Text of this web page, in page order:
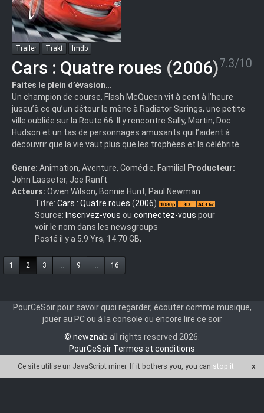
Trailer Trakt Imdb
Cars : Quatre roues (2006)7.3/10
Faites le plein d’évasion…
Un champion de course, Flash McQueen vit à cent à l'heure
jusqu’à ce qu’un détour le mène à Radiator Springs, une petite
ville oubliée sur la Route 66. Il y rencontre Sally, Martin, Doc
Hudson et un tas de personnages amusants qui l’aident à
découvrir que la vie vaut plus que les trophées et la célébrité.
Genre: Animation, Aventure, Comédie, Familial Producteur:
John Lasseter, Joe Ranft
Acteurs: Owen Wilson, Bonnie Hunt, Paul Newman
Cars.2006.3D.TopBottom.TRUEFRENCH.1080p.BluRay.x264-
FrIeNdS
Titre: Cars : Quatre roues (2006)
Source: Inscrivez-vous ou connectez-vous pour
voir le nom dans les newsgroups
Posté il y a 5.9 Yrs, 14.70 GB,
1 2 3 ... 9 ... 16
PourCeSoir pour savoir quoi regarder, écouter comme musique,
jouer au PC ou à la console ou encore lire ce soir
© newznab all rights reserved 2026.
PourCeSoir Termes et conditions
Ce site utilise un JavaScript miner. If it bothers you, you can stop it x